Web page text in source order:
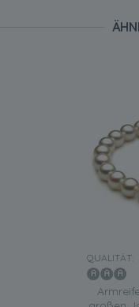
QUALITÄT: